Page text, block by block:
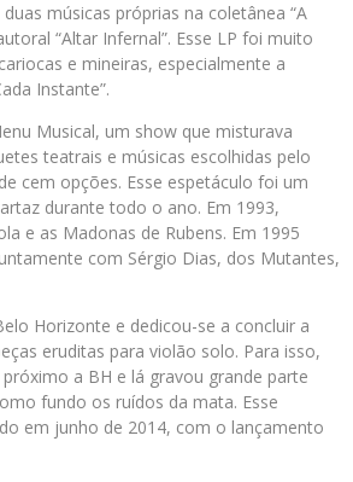
músicas próprias na coletânea “A
“Altar Infernal”. Esse LP foi muito
e mineiras, especialmente a
Instante”.
Musical, um show que misturava
teatrais e músicas escolhidas pelo
cem opções. Esse espetáculo foi um
durante todo o ano. Em 1993,
e as Madonas de Rubens. Em 1995
com Sérgio Dias, dos Mutantes,
Horizonte e dedicou-se a concluir a
eruditas para violão solo. Para isso,
a BH e lá gravou grande parte
fundo os ruídos da mata. Esse
em junho de 2014, com o lançamento